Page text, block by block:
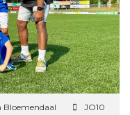
Bloemendaal
JO10